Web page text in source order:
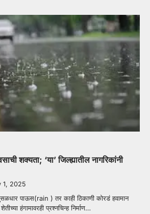
शक्यता; ‘या’ जिल्ह्यातील नागरिकांनी
1, 2025
पाऊस(rain ) तर काही ठिकाणी कोरडं हवामान
हंगामावरही प्रश्नचिन्ह निर्माण…